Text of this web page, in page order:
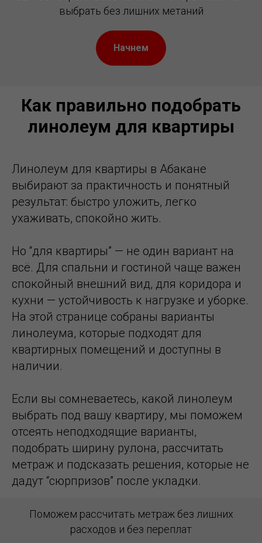
выбрать без лишних метаний
Начнем
Как правильно подобрать
линолеум для квартиры
Линолеум для квартиры в Абакане
выбирают за практичность и понятный
результат: быстро уложить, легко
ухаживать, спокойно жить.
Но “для квартиры” — не один вариант на
всё. Для спальни и гостиной чаще важен
спокойный внешний вид, для коридора и
кухни — устойчивость к нагрузке и уборке.
На этой странице собраны варианты
линолеума, которые подходят для
квартирных помещений и доступны в
наличии.
Если вы сомневаетесь, какой линолеум
выбрать под вашу квартиру, мы поможем
отсеять неподходящие варианты,
подобрать ширину рулона, рассчитать
метраж и подсказать решения, которые не
дадут “сюрпризов” после укладки.
Поможем рассчитать метраж без лишних
расходов и без переплат